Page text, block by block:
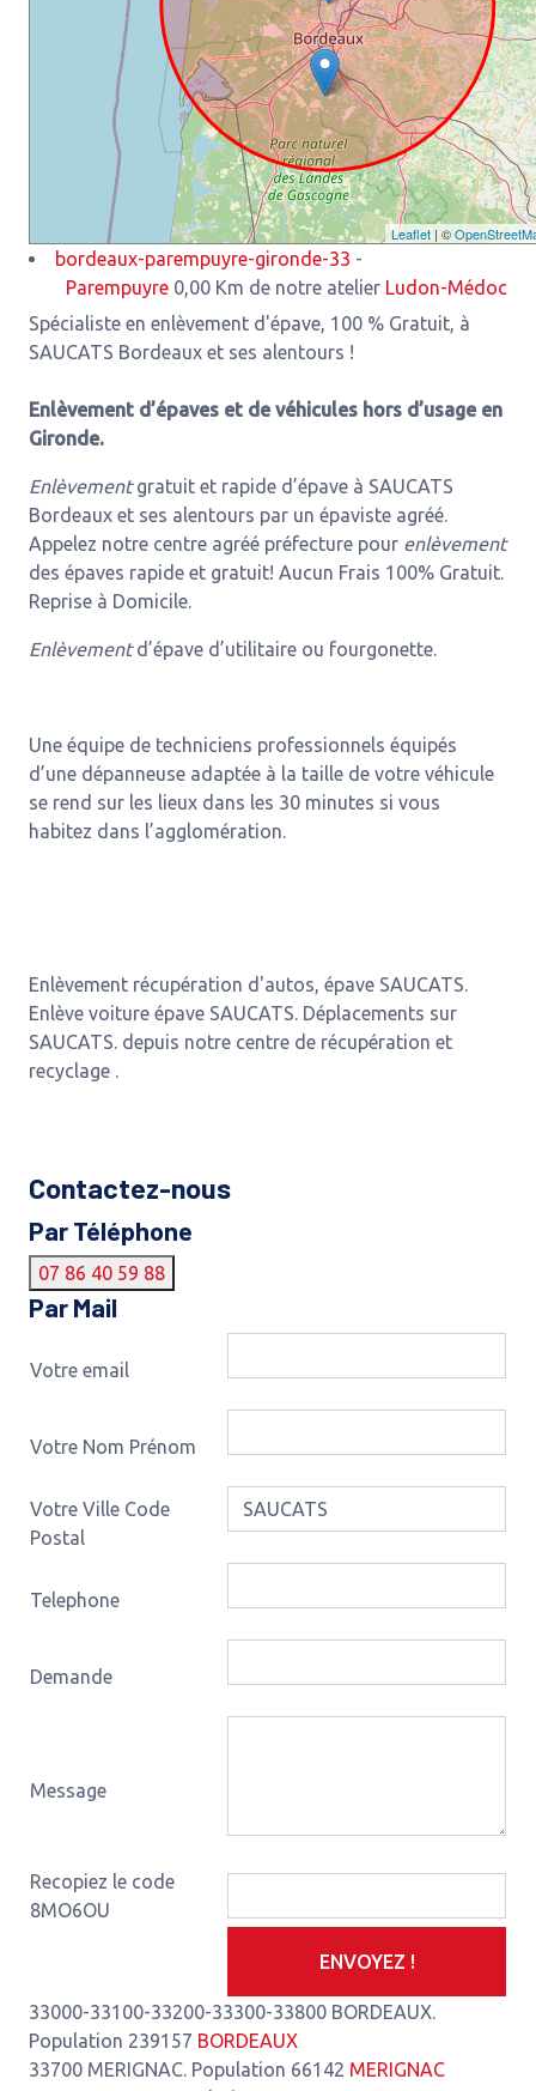
Leaflet | ©
bordeaux-parempuyre-gironde-33 -
Parempuyre0,00 Km de notre atelierLudon-Médoc3,93 Km
Spécialiste en enlèvement d'épave, 100 % Gratuit, à
SAUCATS Bordeaux et ses alentours !
Enlèvement d’épaves et de véhicules hors d’usage en
Gironde.
Enlèvementgratuit et rapide d’épave à SAUCATS
Bordeaux et ses alentours par un épaviste agréé.
Appelez notre centre agréé préfecture pour enlèvement
des épaves rapide et gratuit! Aucun Frais 100% Gratuit.
Reprise à Domicile.
Enlèvementd’épave d’utilitaire ou fourgonette.
Une équipe de techniciens professionnels équipés
d’une dépanneuse adaptée à la taille de votre véhicule
se rend sur les lieux dans les 30 minutes si vous
habitez dans l’agglomération.
Enlèvement récupération d'autos, épave SAUCATS.
Enlève voiture épave SAUCATS. Déplacements sur
SAUCATS. depuis notre centre de récupération et
recyclage .
Contactez-nous
Par Téléphone
07 86 40 59 88
Par Mail
Votre email
Votre Nom Prénom
Votre Ville Code
Postal
Telephone
Demande
Message
Recopiez le code
8MO6OU
ENVOYEZ !
33000-33100-33200-33300-33800 BORDEAUX.
Population 239157 BORDEAUX
33700 MERIGNAC. Population 66142 MERIGNAC